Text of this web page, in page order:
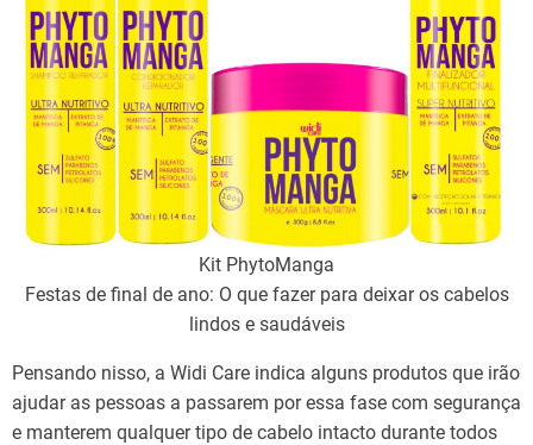
Kit PhytoManga
Festas de final de ano: O que fazer para deixar os cabelos
lindos e saudáveis
Pensando nisso, a Widi Care indica alguns produtos que irão
ajudar as pessoas a passarem por essa fase com segurança
e manterem qualquer tipo de cabelo intacto durante todos